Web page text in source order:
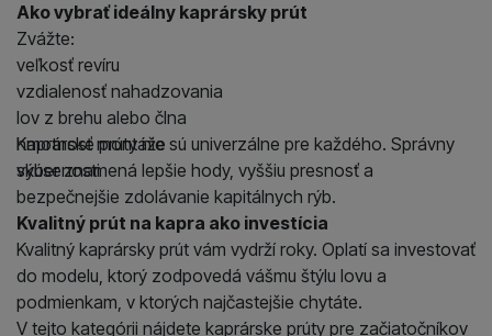
Ako vybrať ideálny kaprársky prút
Zvážte:
veľkosť revíru
vzdialenosť nahadzovania
lov z brehu alebo člna
hmotnosť montáže
skúsenosti
Kaprárske prúty nie sú univerzálne pre každého. Správny
výber znamená lepšie hody, vyššiu presnosť a
bezpečnejšie zdolávanie kapitálnych rýb.
Kvalitný prút na kapra ako investícia
Kvalitný kaprársky prút vám vydrží roky. Oplatí sa investovať
do modelu, ktorý zodpovedá vášmu štýlu lovu a
podmienkam, v ktorých najčastejšie chytáte.
V tejto kategórii nájdete kaprárske prúty pre začiatočníkov